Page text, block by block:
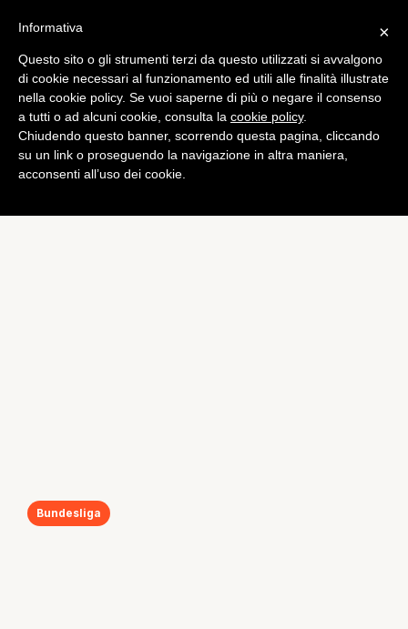
Bundesliga
×
Informativa
Questo sito o gli strumenti terzi da questo utilizzati si avvalgono
di cookie necessari al funzionamento ed utili alle finalità illustrate
nella cookie policy. Se vuoi saperne di più o negare il consenso
a tutti o ad alcuni cookie, consulta la cookie policy.
Chiudendo questo banner, scorrendo questa pagina, cliccando
su un link o proseguendo la navigazione in altra maniera,
acconsenti all’uso dei cookie.